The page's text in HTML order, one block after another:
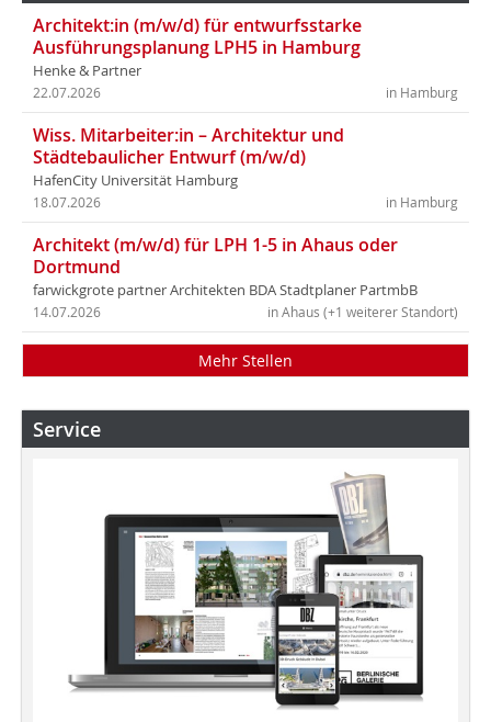
Architekt:in (m/w/d) für entwurfsstarke
Ausführungsplanung LPH5 in Hamburg
Henke & Partner
in Hamburg
22.07.2026
Wiss. Mitarbeiter:in – Architektur und
Städtebaulicher Entwurf (m/w/d)
HafenCity Universität Hamburg
in Hamburg
18.07.2026
Architekt (m/w/d) für LPH 1-5 in Ahaus oder
Dortmund
farwickgrote partner Architekten BDA Stadtplaner PartmbB
in Ahaus (+1 weiterer Standort)
14.07.2026
Mehr Stellen
Service